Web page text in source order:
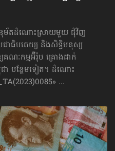
នុម័តដំណោះស្រាយមួយ ជុំវិញ
ជាធិបតេយ្យ និងសិទ្ធិមនុស្ស
គណៈកម្មអ៊ឺរ៉ុប គ្រោងដាក់​
ជា បន្ថែមទៀត។ ដំណោះ
...